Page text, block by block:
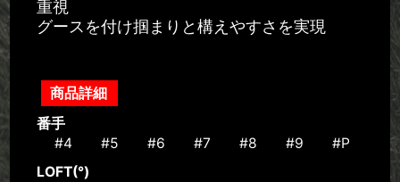
重視
グースを付け掴まりと構えやすさを実現
商品詳細
番手
#4 #5 #6 #7 #8 #9 #P
LOFT(°)